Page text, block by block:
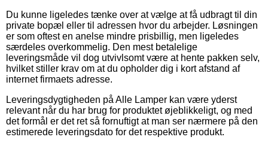
Du kunne ligeledes tænke over at vælge at få udbragt til din
private bopæl eller til adressen hvor du arbejder. Løsningen
er som oftest en anelse mindre prisbillig, men ligeledes
særdeles overkommelig. Den mest betalelige
leveringsmåde vil dog utvivlsomt være at hente pakken selv,
hvilket stiller krav om at du opholder dig i kort afstand af
internet firmaets adresse.
Leveringsdygtigheden på Alle Lamper kan være yderst
relevant når du har brug for produktet øjeblikkeligt, og med
det formål er det ret så fornuftigt at man ser nærmere på den
estimerede leveringsdato for det respektive produkt.